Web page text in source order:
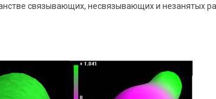
связывающих, несвязывающих и незанятых